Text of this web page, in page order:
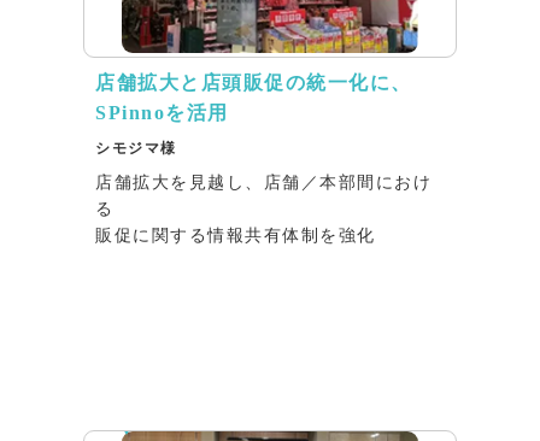
店舗拡大と店頭販促の統一化に、
SPinnoを活用
シモジマ様
店舗拡大を見越し、店舗／本部間におけ
る
販促に関する情報共有体制を強化